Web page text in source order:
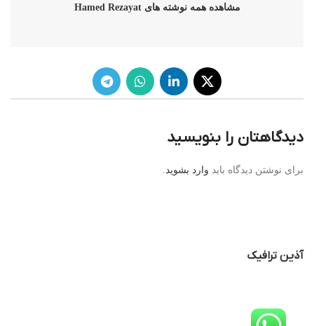
مشاهده همه نوشته های Hamed Rezayat
دیدگاهتان را بنویسید
برای نوشتن دیدگاه باید وارد بشوید.
آذین ترافیک